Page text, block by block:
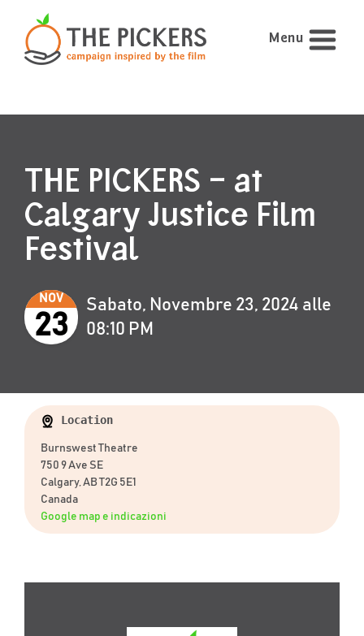
Menu
THE PICKERS – at
Calgary Justice Film
Festival
NOV
23
Sabato, Novembre 23, 2024 alle
08:10 PM
Location
Burnswest Theatre
750 9 Ave SE
Calgary, AB T2G 5E1
Canada
Google map e indicazioni